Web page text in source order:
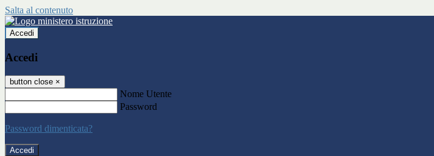
Salta al contenuto
Accedi
Accedi
button close ×
Nome Utente
Password
Password dimenticata?